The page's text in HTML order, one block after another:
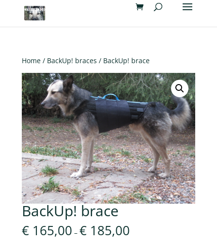
Home/ BackUp! braces / BackUp! brace
BackUp! brace
€165,00 – €185,00